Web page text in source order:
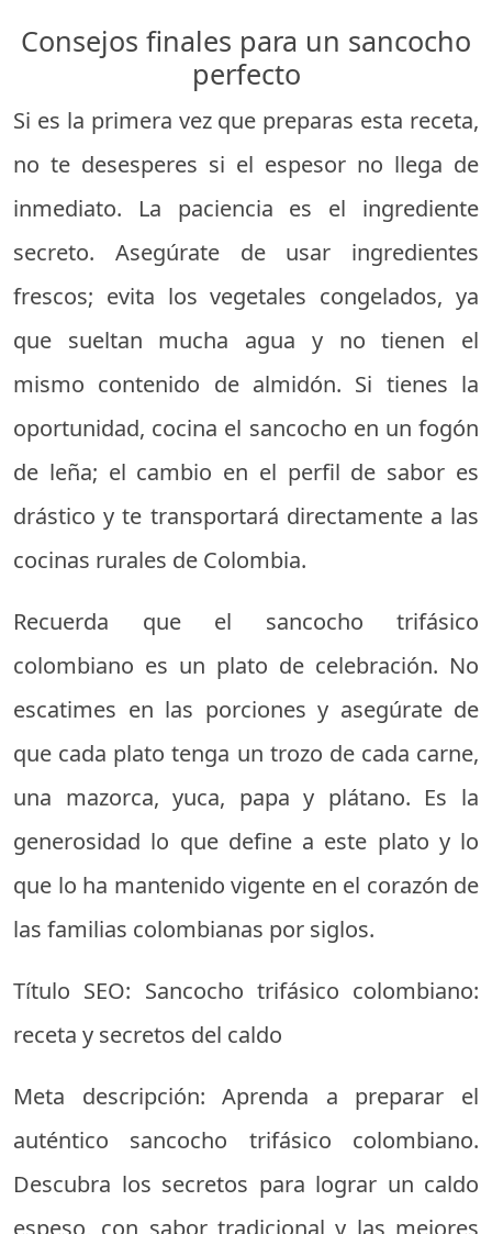
Consejos finales para un sancocho
perfecto
Si es la primera vez que preparas esta receta,
no te desesperes si el espesor no llega de
inmediato. La paciencia es el ingrediente
secreto. Asegúrate de usar ingredientes
frescos; evita los vegetales congelados, ya
que sueltan mucha agua y no tienen el
mismo contenido de almidón. Si tienes la
oportunidad, cocina el sancocho en un fogón
de leña; el cambio en el perfil de sabor es
drástico y te transportará directamente a las
cocinas rurales de Colombia.
Recuerda que el sancocho trifásico
colombiano es un plato de celebración. No
escatimes en las porciones y asegúrate de
que cada plato tenga un trozo de cada carne,
una mazorca, yuca, papa y plátano. Es la
generosidad lo que define a este plato y lo
que lo ha mantenido vigente en el corazón de
las familias colombianas por siglos.
Título SEO: Sancocho trifásico colombiano:
receta y secretos del caldo
Meta descripción: Aprenda a preparar el
auténtico sancocho trifásico colombiano.
Descubra los secretos para lograr un caldo
espeso, con sabor tradicional y las mejores